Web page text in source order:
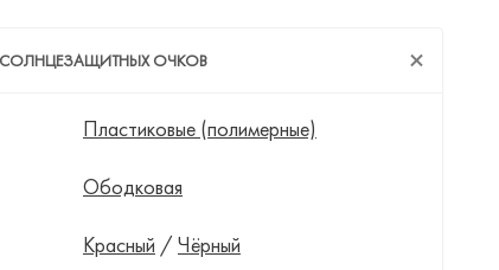
СОЛНЦЕЗАЩИТНЫХ ОЧКОВ
Пластиковые (полимерные)
Ободковая
Красный / Чёрный